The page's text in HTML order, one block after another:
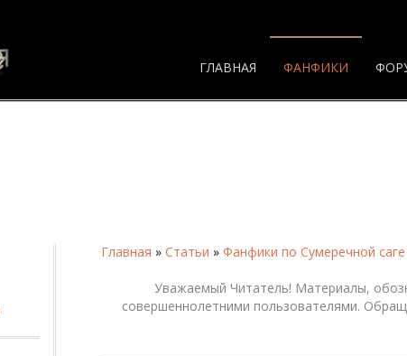
ГЛАВНАЯ ФАНФИКИ
Главная » Статьи » Фанфики по Сумеречной
Уважаемый Читатель! Материалы,
совершеннолетними пользователями.